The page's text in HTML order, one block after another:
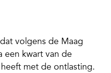
volgens de Maag
een kwart van de
met de ontlasting.